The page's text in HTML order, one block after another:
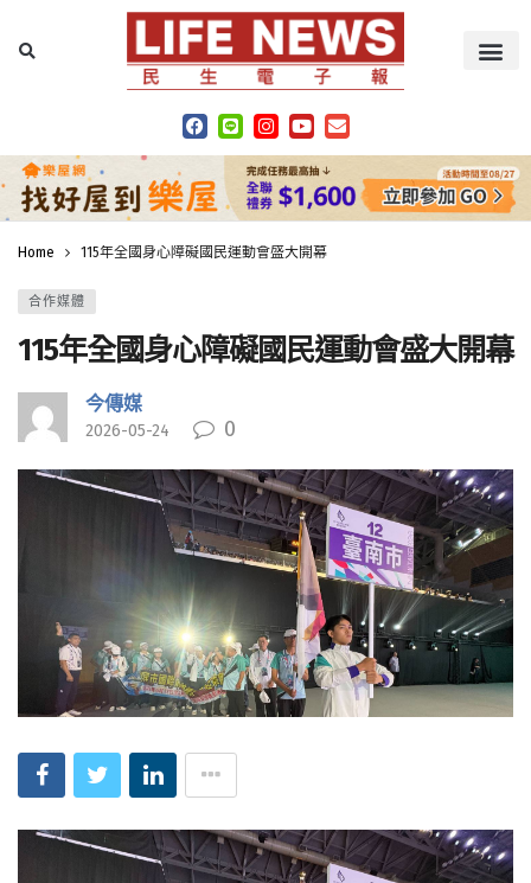
Home 115年全國身心障礙國民運動會盛大開幕
合作媒體
115年全國身心障礙國民運動會盛大開幕
今傳媒
2026-05-24 0